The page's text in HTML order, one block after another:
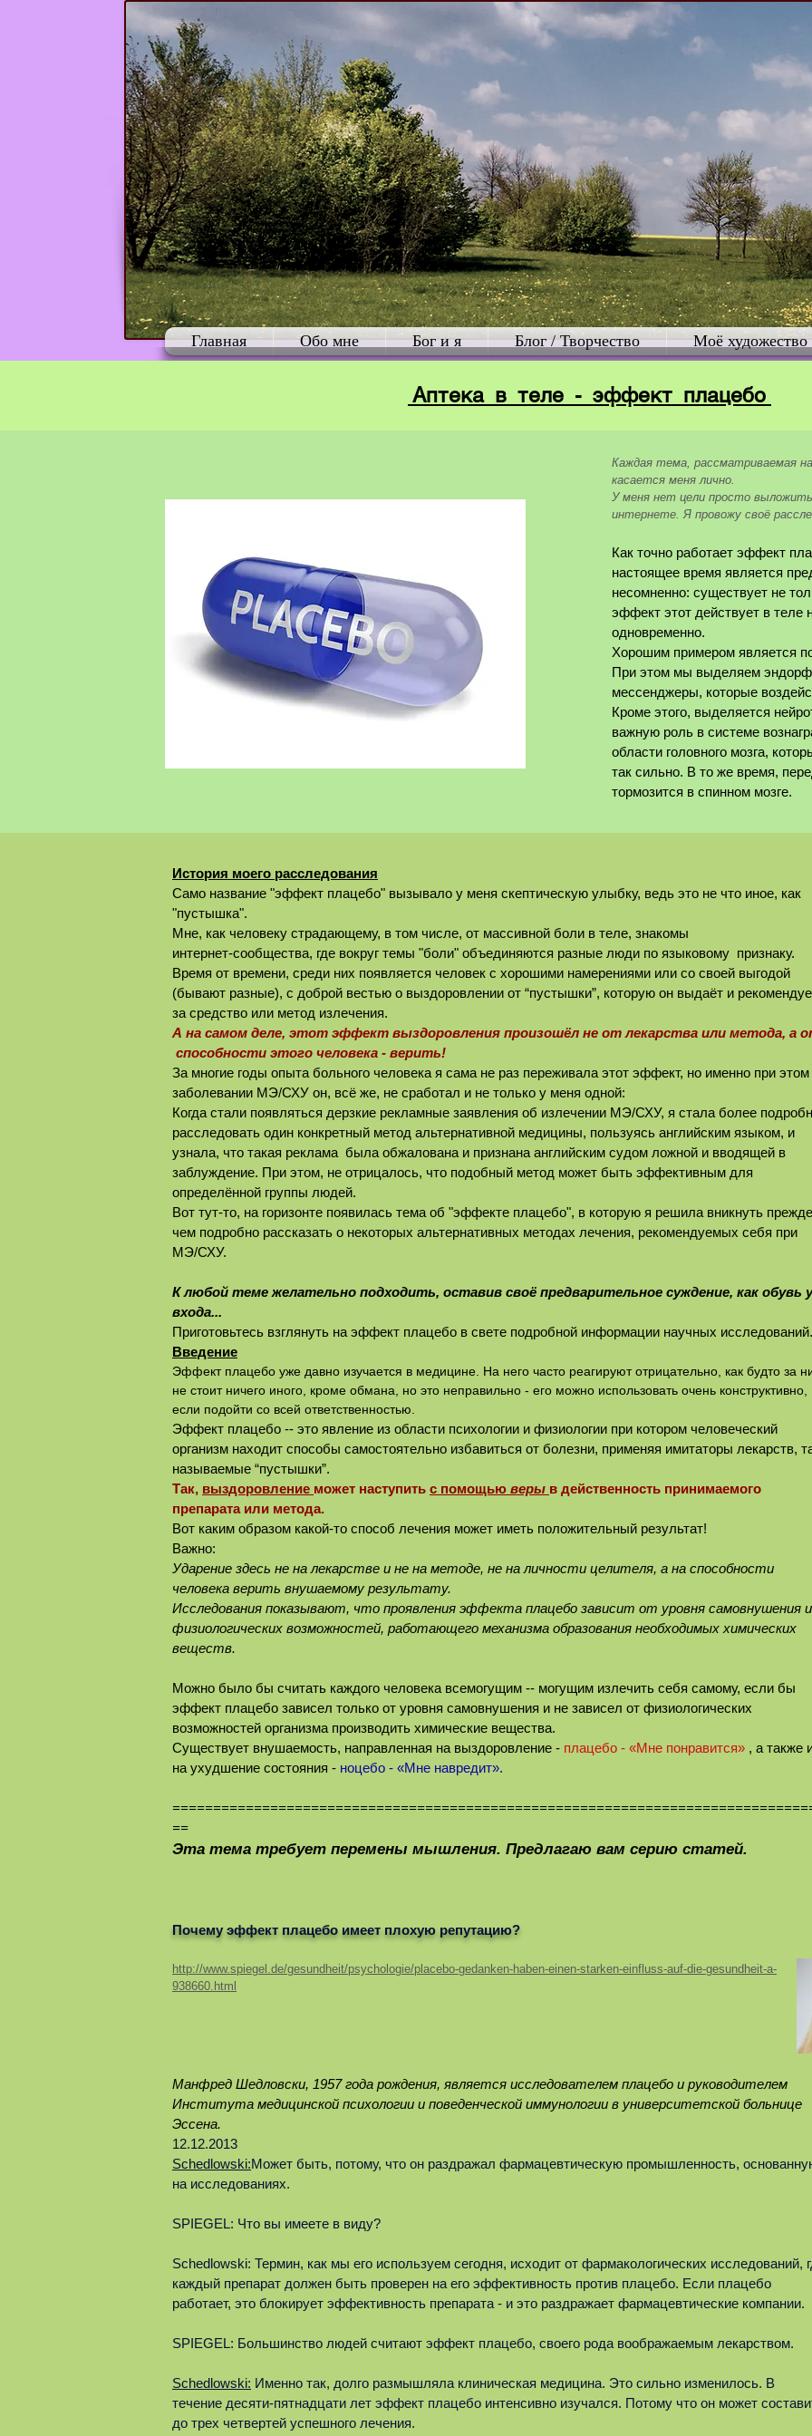
Главная Обо мне Бог и я Блог / Творчество Моё художество
Аптека в теле - эффект плацебо
Каждая тема, рассматриваемая
касается меня лично.
У меня нет цели просто
интернете. Я провожу своё
Как точно работает эффект
настоящее время является
несомненно: существует не
эффект этот действует в теле
одновременно.
Хорошим примером является
При этом мы выделяем
мессенджеры, которые
Кроме этого, выделяется
важную роль в системе
области головного мозга,
так сильно. В то же время,
тормозится ​​в спинном мозге.
История моего расследования
Само название "эффект плацебо" вызывало у меня скептическую улыбку, ведь это не что иное, как
"пустышка".
Мне, как человеку страдающему, в том числе, от массивной боли в теле, знакомы
интернет-сообщества, где вокруг темы "боли" объединяются разные люди по языковому признаку.
Время от времени, среди них появляется человек с хорошими намерениями или со своей выгодой
(бывают разные), с доброй вестью о выздоровлении от “пустышки”, которую он выдаёт и
за средство или метод излечения.
А на самом деле, этот эффект выздоровления произошёл не от лекарства или метода, а
способности этого человека - верить!
За многие годы опыта больного человека я сама не раз переживала этот эффект, но именно при этом
заболевании МЭ/СХУ он, всё же, не сработал и не только у меня одной:
Когда стали появляться дерзкие рекламные заявления об излечении МЭ/СХУ, я стала более
расследовать один конкретный метод альтернативной медицины, пользуясь английским языком, и
узнала, что такая реклама была обжалована и признана английским судом ложной и вводящей в
заблуждение. При этом, не отрицалось, что подобный метод может быть эффективным для
определённой группы людей.
Вот тут-то, на горизонте появилась тема об "эффекте плацебо", в которую я решила вникнуть
чем подробно рассказать о некоторых альтернативных методах лечения, рекомендуемых себя при
МЭ/СХУ.
К любой теме желательно подходить, оставив своё предварительное суждение, как обувь у
входа...
Приготовьтесь взглянуть на эффект плацебо в свете подробной информации научных исследований.
Введение
Эффект плацебо уже давно изучается в медицине. На него часто реагируют отрицательно, как будто за
не стоит ничего иного, кроме обмана, но это неправильно - его можно использовать очень конструктивно,
если подойти со всей ответственностью.
Эффект плацебо -- это явление из области психологии и физиологии при котором человеческий
организм находит способы самостоятельно избавиться от болезни, применяя имитаторы лекарств,
называемые “пустышки”.
Так, выздоровление может наступить с помощью веры в действенность принимаемого
препарата или метода.
Вот каким образом какой-то способ лечения может иметь положительный результат!
Важно:
Ударение здесь не на лекарстве и не на методе, не на личности целителя, а на способности
человека верить внушаемому результату.
Исследования показывают, что проявления эффекта плацебо зависит от уровня самовнушения и
физиологических возможностей, работающего механизма образования необходимых химических
веществ.
Можно было бы считать каждого человека всемогущим -- могущим излечить себя самому, если бы
эффект плацебо зависел только от уровня самовнушения и не зависел от физиологических
возможностей организма производить химические вещества.
Существует внушаемость, направленная на выздоровление - плацебо - «Мне понравится» , а также
на ухудшение состояния - ноцебо - «Мне навредит».
==
Эта тема требует перемены мышления. Предлагаю вам серию статей.
Почему эффект плацебо имеет плохую репутацию?
http://www.spiegel.de/gesundheit/psychologie/placebo-gedanken-haben-einen-starken-einfluss-auf-die-gesundheit-a-
938660.html
Манфред Шедловски, 1957 года рождения, является исследователем плацебо и руководителем
Института медицинской психологии и поведенческой иммунологии в университетской больнице
Эссена.
12.12.2013
Schedlowski:Может быть, потому, что он раздражал фармацевтическую промышленность,
на исследованиях.
SPIEGEL: Что вы имеете в виду?
Schedlowski: Термин, как мы его используем сегодня, исходит от фармакологических исследований,
каждый препарат должен быть проверен на его эффективность против плацебо. Если плацебо
работает, это блокирует эффективность препарата - и это раздражает фармацевтические компании.
SPIEGEL: Большинство людей считают эффект плацебо, своего рода воображаемым лекарством.
Schedlowski: Именно так, долго размышляла клиническая медицина. Это сильно изменилось. В
течение десяти-пятнадцати лет эффект плацебо интенсивно изучался. Потому что он может
до трех четвертей успешного лечения.